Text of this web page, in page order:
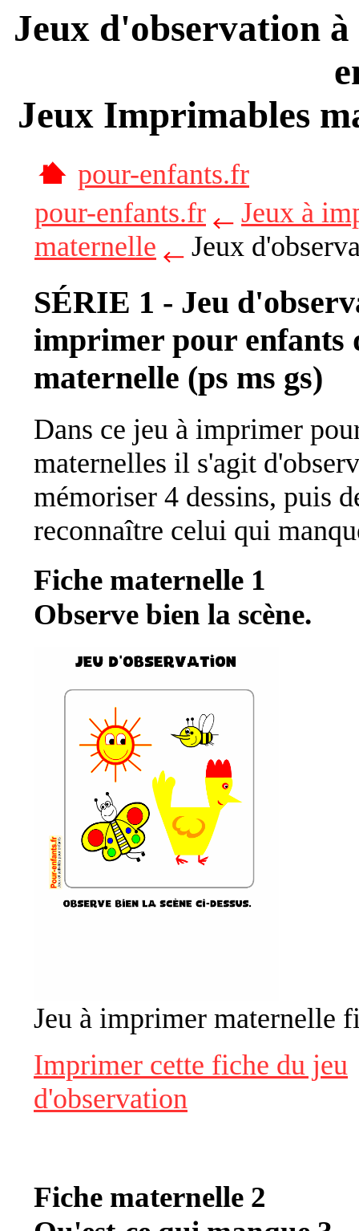
Jeux d'observation
Jeux Imprimables
pour-enfants.fr
pour-enfants.fr
Jeux à
maternelle
Jeux
SÉRIE 1 - Jeu
imprimer pour enfants
maternelle (ps ms gs)
Dans ce jeu à imprimer
maternelles il s'agit
mémoriser 4 dessins, puis
reconnaître celui qui
Fiche maternelle 1
Observe bien la scène.
Jeu à imprimer maternelle
Imprimer cette fiche du jeu
d'observation
Fiche maternelle 2